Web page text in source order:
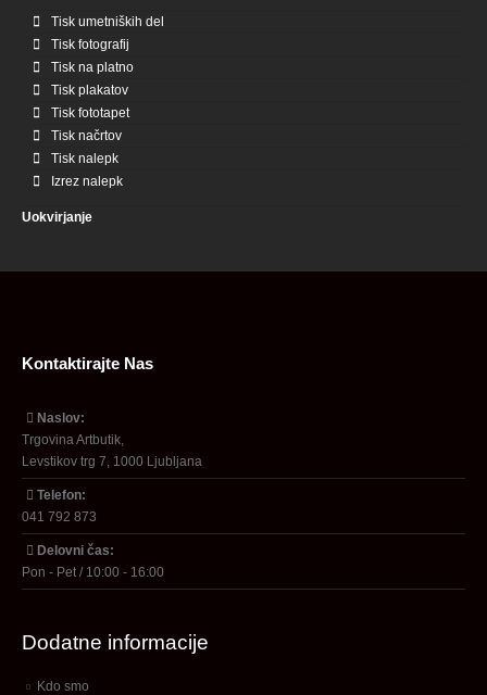
Tisk umetniških del
Tisk fotografij
Tisk na platno
Tisk plakatov
Tisk fototapet
Tisk načrtov
Tisk nalepk
Izrez nalepk
Uokvirjanje
Kontaktirajte Nas
Naslov:
Trgovina Artbutik,
Levstikov trg 7, 1000 Ljubljana
Telefon:
041 792 873
Delovni čas:
Pon - Pet / 10:00 - 16:00
Dodatne informacije
Kdo smo